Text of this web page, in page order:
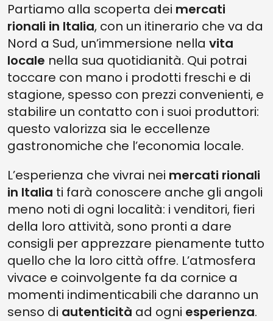
Partiamo alla scoperta dei mercati
rionali in Italia, con un itinerario che va da
Nord a Sud, un’immersione nella vita
locale nella sua quotidianità. Qui potrai
toccare con mano i prodotti freschi e di
stagione, spesso con prezzi convenienti, e
stabilire un contatto con i suoi produttori:
questo valorizza sia le eccellenze
gastronomiche che l’economia locale.
L’esperienza che vivrai nei mercati rionali
in Italia ti farà conoscere anche gli angoli
meno noti di ogni località: i venditori, fieri
della loro attività, sono pronti a dare
consigli per apprezzare pienamente tutto
quello che la loro città offre. L’atmosfera
vivace e coinvolgente fa da cornice a
momenti indimenticabili che daranno un
senso di autenticità ad ogni esperienza.